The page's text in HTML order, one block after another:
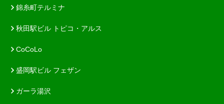
錦糸町テルミナ
秋田駅ビル トピコ・アルス
CoCoLo
盛岡駅ビル フェザン
ガーラ湯沢